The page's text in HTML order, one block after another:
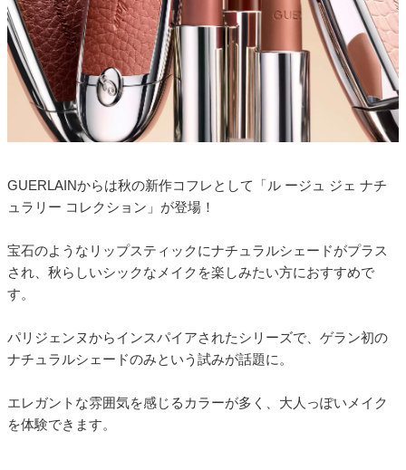
GUERLAINからは秋の新作コフレとして「ル ージュ ジェ ナチ
ュラリー コレクション」が登場！
宝石のようなリップスティックにナチュラルシェードがプラス
され、秋らしいシックなメイクを楽しみたい方におすすめで
す。
パリジェンヌからインスパイアされたシリーズで、ゲラン初の
ナチュラルシェードのみという試みが話題に。
エレガントな雰囲気を感じるカラーが多く、大人っぽいメイク
を体験できます。